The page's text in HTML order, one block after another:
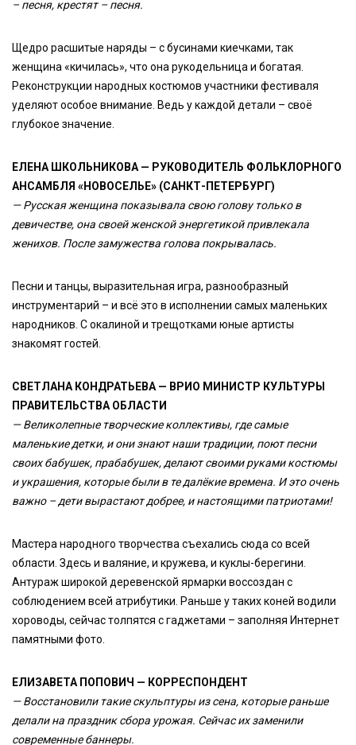
– песня, крестят – песня.
Щедро расшитые наряды – с бусинами киечками, так
женщина «кичилась», что она рукодельница и богатая.
Реконструкции народных костюмов участники фестиваля
уделяют особое внимание. Ведь у каждой детали – своё
глубокое значение.
ЕЛЕНА ШКОЛЬНИКОВА — РУКОВОДИТЕЛЬ ФОЛЬКЛОРНОГО
АНСАМБЛЯ «НОВОСЕЛЬЕ» (САНКТ-ПЕТЕРБУРГ)
— Русская женщина показывала свою голову только в
девичестве, она своей женской энергетикой привлекала
женихов. После замужества голова покрывалась.
Песни и танцы, выразительная игра, разнообразный
инструментарий – и всё это в исполнении самых маленьких
народников. С окалиной и трещотками юные артисты
знакомят гостей.
СВЕТЛАНА КОНДРАТЬЕВА — ВРИО МИНИСТР КУЛЬТУРЫ
ПРАВИТЕЛЬСТВА ОБЛАСТИ
— Великолепные творческие коллективы, где самые
маленькие детки, и они знают наши традиции, поют песни
своих бабушек, прабабушек, делают своими руками костюмы
и украшения, которые были в те далёкие времена. И это очень
важно – дети вырастают добрее, и настоящими патриотами!
Мастера народного творчества съехались сюда со всей
области. Здесь и валяние, и кружева, и куклы-берегини.
Антураж широкой деревенской ярмарки воссоздан с
соблюдением всей атрибутики. Раньше у таких коней водили
хороводы, сейчас толпятся с гаджетами – заполняя Интернет
памятными фото.
ЕЛИЗАВЕТА ПОПОВИЧ — КОРРЕСПОНДЕНТ
— Восстановили такие скульптуры из сена, которые раньше
делали на праздник сбора урожая. Сейчас их заменили
современные баннеры.